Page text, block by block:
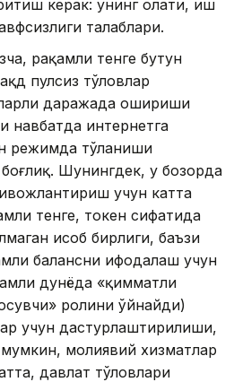
керак: унинг ҳолати, иш
талаблари.
рақамли тенге бутун
пулсиз тўловлар
даражада ошириши
навбатда интернетга
режимда тўланиши
Шунингдек, у бозорда
учун катта
тенге, токен сифатида
ҳисоб бирлиги, баъзи
балансни ифодалаш учун
дунёда «қимматли
ролини ўйнайди)
учун дастурлаштирилиши,
молиявий хизматлар
давлат тўловлари